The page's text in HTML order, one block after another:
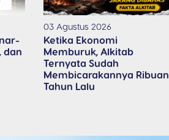
dan
03 Agustus 2026
Ketika Ekonomi
Memburuk, Alkitab
Ternyata Sudah
Membicarakannya Ribuan
Tahun Lalu